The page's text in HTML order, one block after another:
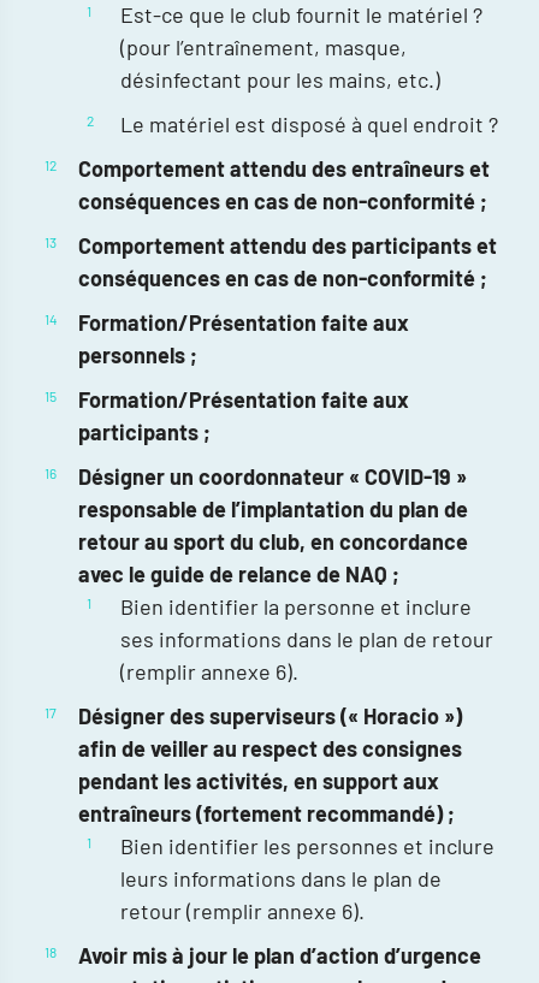
Est-ce que le club fournit le matériel ?
(pour l’entraînement, masque,
désinfectant pour les mains, etc.)
Le matériel est disposé à quel endroit ?
Comportement attendu des entraîneurs et
conséquences en cas de non-conformité ;
Comportement attendu des participants et
conséquences en cas de non-conformité ;
Formation/Présentation faite aux
personnels ;
Formation/Présentation faite aux
participants ;
Désigner un coordonnateur « COVID-19 »
responsable de l’implantation du plan de
retour au sport du club, en concordance
avec le guide de relance de NAQ ;
Bien identifier la personne et inclure
ses informations dans le plan de retour
(remplir annexe 6).
Désigner des superviseurs (« Horacio »)
afin de veiller au respect des consignes
pendant les activités, en support aux
entraîneurs (fortement recommandé) ;
Bien identifier les personnes et inclure
leurs informations dans le plan de
retour (remplir annexe 6).
Avoir mis à jour le plan d’action d’urgence